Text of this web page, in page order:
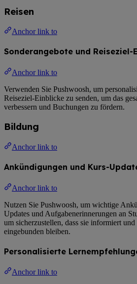
Reisen
Anchor link to
Sonderangebote und Reiseziel-
Anchor link to
Verwenden Sie Pushwoosh, um
Reiseziel-Einblicke zu senden, um das
verbessern und Buchungen zu fördern.
Bildung
Anchor link to
Ankündigungen und Kurs-
Anchor link to
Nutzen Sie Pushwoosh, um wichtige
Updates und Aufgabenerinnerungen an
um sicherzustellen, dass sie informiert
eingebunden bleiben.
Personalisierte
Anchor link to